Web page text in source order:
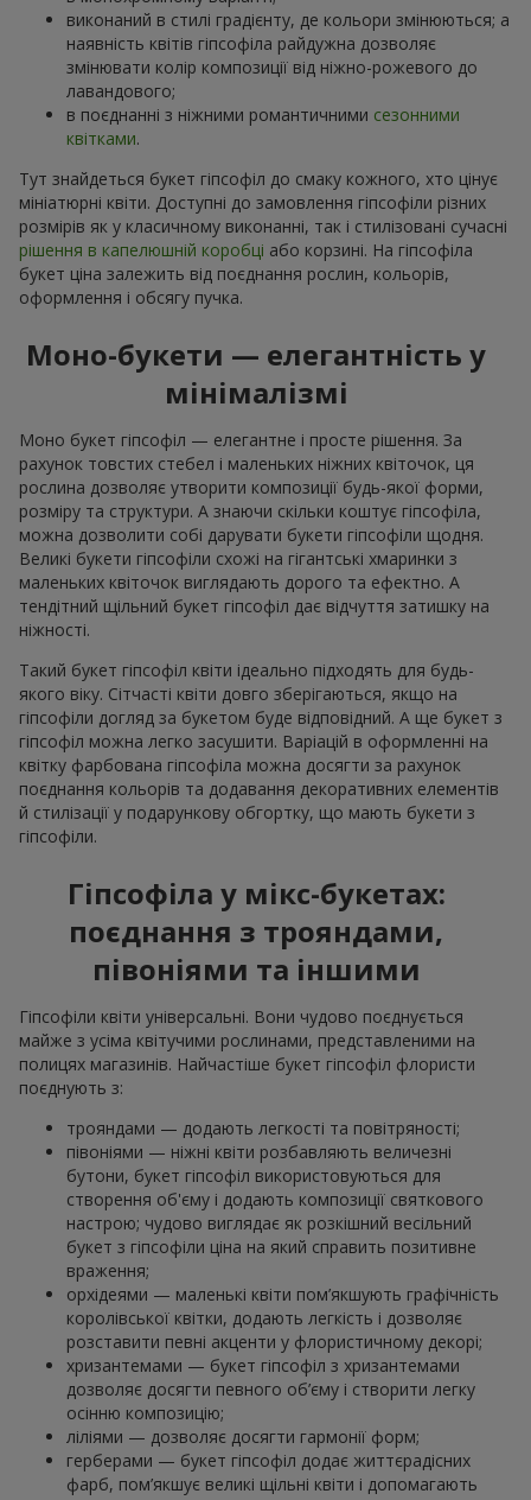
виконаний в стилі градієнту, де кольори змінюються; а
наявність квітів гіпсофіла райдужна дозволяє
змінювати колір композиції від ніжно-рожевого до
лавандового;
в поєднанні з ніжними романтичними сезонними
квітками.
Тут знайдеться букет гіпсофіл до смаку кожного, хто цінує
мініатюрні квіти. Доступні до замовлення гіпсофіли різних
розмірів як у класичному виконанні, так і стилізовані сучасні
рішення в капелюшній коробці або корзині. На гіпсофіла
букет ціна залежить від поєднання рослин, кольорів,
оформлення і обсягу пучка.
Моно-букети — елегантність у
мінімалізмі
Моно букет гіпсофіл — елегантне і просте рішення. За
рахунок товстих стебел і маленьких ніжних квіточок, ця
рослина дозволяє утворити композиції будь-якої форми,
розміру та структури. А знаючи скільки коштує гіпсофіла,
можна дозволити собі дарувати букети гіпсофіли щодня.
Великі букети гіпсофіли схожі на гігантські хмаринки з
маленьких квіточок виглядають дорого та ефектно. А
тендітний щільний букет гіпсофіл дає відчуття затишку на
ніжності.
Такий букет гіпсофіл квіти ідеально підходять для будь-
якого віку. Сітчасті квіти довго зберігаються, якщо на
гіпсофіли догляд за букетом буде відповідний. А ще букет з
гіпсофіл можна легко засушити. Варіацій в оформленні на
квітку фарбована гіпсофіла можна досягти за рахунок
поєднання кольорів та додавання декоративних елементів
й стилізації у подарункову обгортку, що мають букети з
гіпсофіли.
Гіпсофіла у мікс-букетах:
поєднання з трояндами,
півоніями та іншими
Гіпсофіли квіти універсальні. Вони чудово поєднується
майже з усіма квітучими рослинами, представленими на
полицях магазинів. Найчастіше букет гіпсофіл флористи
поєднують з:
трояндами — додають легкості та повітряності;
півоніями — ніжні квіти розбавляють величезні
бутони, букет гіпсофіл використовуються для
створення об'єму і додають композиції святкового
настрою; чудово виглядає як розкішний весільний
букет з гіпсофіли ціна на який справить позитивне
враження;
орхідеями — маленькі квіти пом’якшують графічність
королівської квітки, додають легкість і дозволяє
розставити певні акценти у флористичному декорі;
хризантемами — букет гіпсофіл з хризантемами
дозволяє досягти певного об’єму і створити легку
осінню композицію;
ліліями — дозволяє досягти гармонії форм;
герберами — букет гіпсофіл додає життєрадісних
фарб, пом’якшує великі щільні квіти і допомагають